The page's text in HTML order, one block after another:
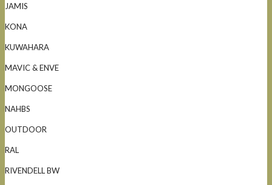
JAMIS
KONA
KUWAHARA
MAVIC & ENVE
MONGOOSE
NAHBS
OUTDOOR
RAL
RIVENDELL BW